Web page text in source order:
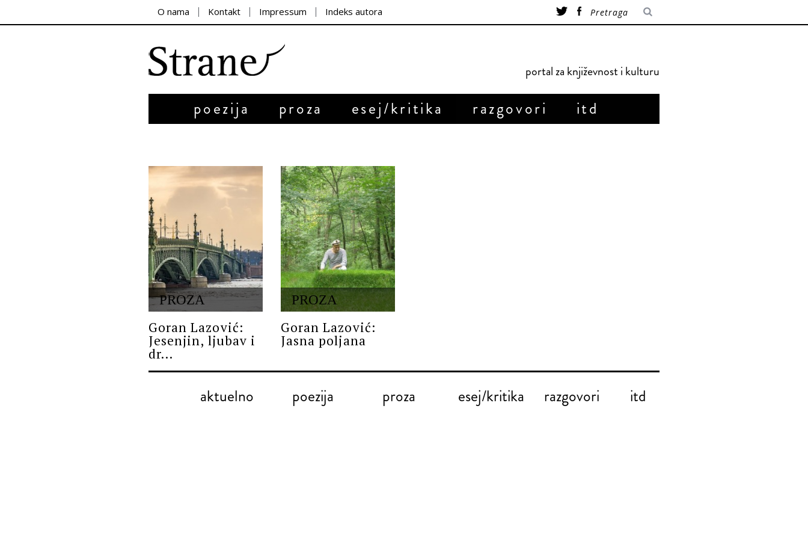
O nama Kontakt Impressum Indeks autora
portal za književnost i kulturu
poezija proza esej/kritika razgovori itd
PROZA
Goran Lazović:
Jesenjin, ljubav i
dr...
PROZA
Goran Lazović:
Jasna poljana
aktuelno poezija proza esej/kritika razgovori itd